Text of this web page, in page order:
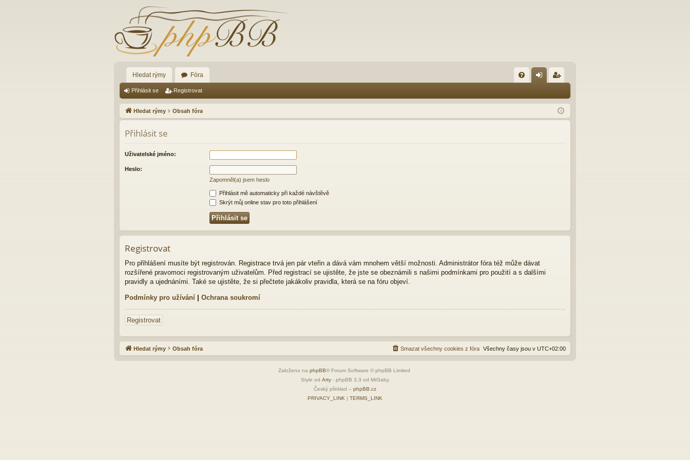
Hledat rýmy Fóra
Q lá
sit
ist
ro
Přihlásit se Registrovat
Hledat rýmy Obsah fóra
Přihlásit se
Uživatelské jméno:
Heslo:
Zapomněl(a) jsem heslo
Přihlásit mě automaticky při každé návštěvě
Skrýt můj online stav pro toto přihlášení
Registrovat
Pro přihlášení musíte být registrován. Registrace trvá jen pár vteřin a dává vám mnohem větší možnosti. Administrátor fóra též může dávat
rozšířené pravomoci registrovaným uživatelům. Před registrací se ujistěte, že jste se obeznámili s našimi podmínkami pro použití a s dalšími
pravidly a ujednáními. Také se ujistěte, že si přečtete jakákoliv pravidla, která se na fóru objeví.
Podmínky pro užívání | Ochrana soukromí
Registrovat
Hledat rýmy Obsah fóra Všechny časy jsou v UTC+02:00
Smazat všechny cookies z fóra
Založeno na phpBB® Forum Software © phpBB Limited
Style od Arty - phpBB 3.3 od MrGaby
Český překlad – phpBB.cz
PRIVACY_LINK | TERMS_LINK